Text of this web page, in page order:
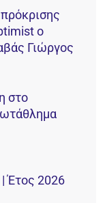
ο
Γιώργος
στο
Έτος 2026